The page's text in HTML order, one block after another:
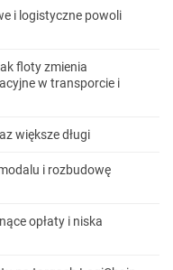
i logistyczne powoli
floty zmienia
w transporcie i
większe długi
i rozbudowę
opłaty i niska